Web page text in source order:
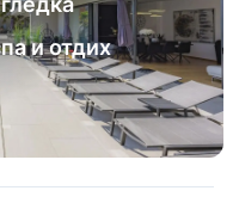
и отдих